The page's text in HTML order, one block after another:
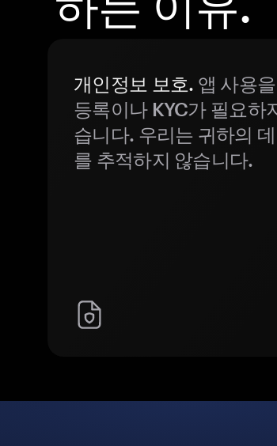
개인정보 보호. 앱 사용
등록이나 KYC가 필요하
습니다. 우리는 귀하의
를 추적하지 않습니다.